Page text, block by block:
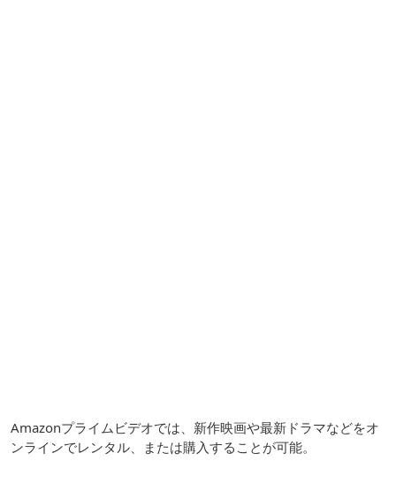
Amazonプライムビデオでは、新作映画や最新ドラマなどをオ
ンラインでレンタル、または購入することが可能。